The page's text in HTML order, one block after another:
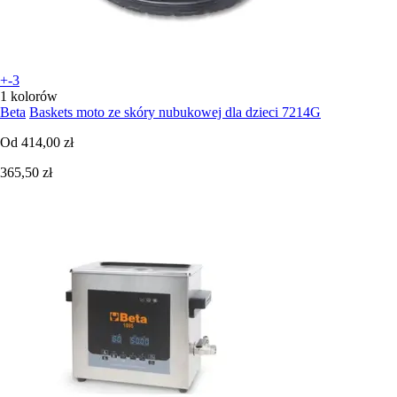
+-3
1 kolorów
Beta Baskets moto ze skóry nubukowej dla dzieci 7214G
Od 414,00 zł
365,50 zł